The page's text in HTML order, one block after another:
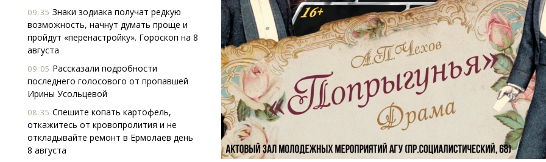
09:35 Знаки зодиака получат редкую
возможность, начнут думать проще и
пройдут «перенастройку». Гороскоп на 8
августа
09:05 Рассказали подробности
последнего голосового от пропавшей
Ирины Усольцевой
08:35 Спешите копать картофель,
откажитесь от кровопролития и не
откладывайте ремонт в Ермолаев день
8 августа